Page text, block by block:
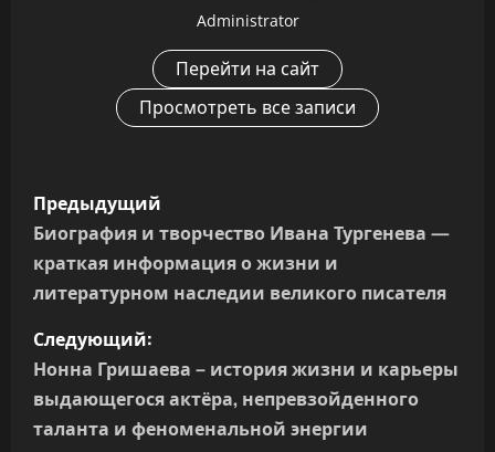
Administrator
Перейти на сайт
Просмотреть все записи
Н
а
в
и
г
а
Предыдущий
Биография и творчество Ивана Тургенева —
краткая информация о жизни и
литературном наследии великого писателя
Следующий:
Нонна Гришаева – история жизни и карьеры
выдающегося актёра, непревзойденного
таланта и феноменальной энергии